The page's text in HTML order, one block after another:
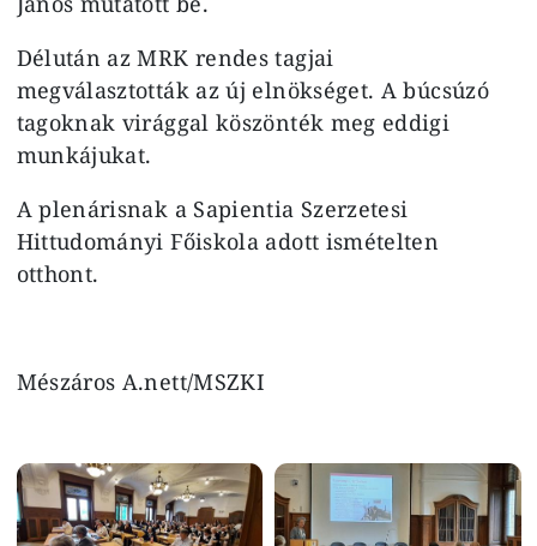
Délután az MRK rendes tagjai
megválasztották az új elnökséget. A búcsúzó
tagoknak virággal köszönték meg eddigi
munkájukat.
A plenárisnak a Sapientia Szerzetesi
Hittudományi Főiskola adott ismételten
otthont.
Mészáros A.nett/MSZKI
Image Image